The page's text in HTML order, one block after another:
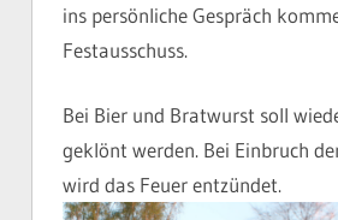
ins persönliche Gespräch
Festausschuss.
Bei Bier und Bratwurst soll
geklönt werden. Bei Einbruch
wird das Feuer entzündet.